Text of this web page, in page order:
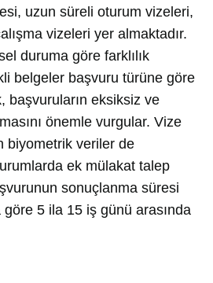
uzun süreli oturum vizeleri,
vizeleri yer almaktadır.
duruma göre farklılık
belgeler başvuru türüne göre
başvuruların eksiksiz ve
önemle vurgular. Vize
biyometrik veriler de
ek mülakat talep
sonuçlanma süresi
5 ila 15 iş günü arasında